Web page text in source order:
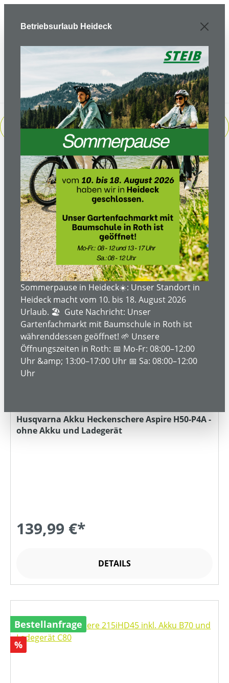
PRODUKTE FILTERN
Sortierung:
Bestellanfrage
Husqvarna Akku Heckenschere Aspire H50-P4A -
ohne Akku und Ladegerät
139,99 €*
DETAILS
Bestellanfrage
Rabatt
%
Betriebsurlaub Heideck
Sommerpause in Heideck☀️: Unser Standort in
Heideck macht vom 10. bis 18. August 2026
Urlaub. 🏖️ Gute Nachricht: Unser
Gartenfachmarkt mit Baumschule in Roth ist
währenddessen geöffnet! 🌱 Unsere
Öffnungszeiten in Roth: 📅 Mo-Fr: 08:00–12:00
Uhr &amp; 13:00–17:00 Uhr 📅 Sa: 08:00–12:00
Uhr